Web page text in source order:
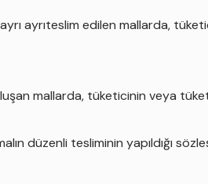
ayrıteslim edilen mallarda,
mallarda, tüketicinin veya
düzenli tesliminin yapıldığı